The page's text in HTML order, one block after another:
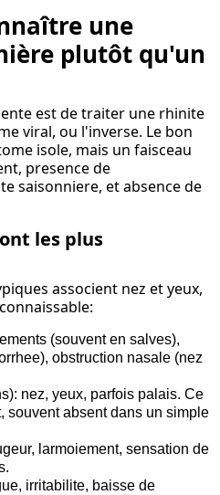
une
plutôt qu'un
est de traiter une rhinite
viral, ou l'inverse. Le bon
isole, mais un faisceau
presence de
saisonniere, et absence de
les plus
associent nez et yeux,
(souvent en salves),
obstruction nasale (nez
nez, yeux, parfois palais. Ce
souvent absent dans un simple
larmoiement, sensation de
irritabilite, baisse de